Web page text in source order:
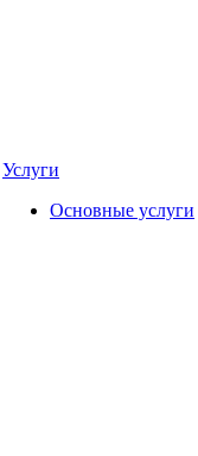
Услуги
Основные услуги